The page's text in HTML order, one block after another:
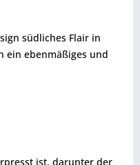
südliches Flair in
ein ebenmäßiges und
ist, darunter der